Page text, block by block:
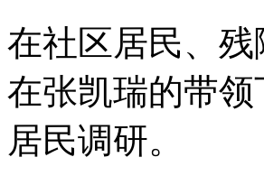
在社区居民、
在张凯瑞的带
居民调研。